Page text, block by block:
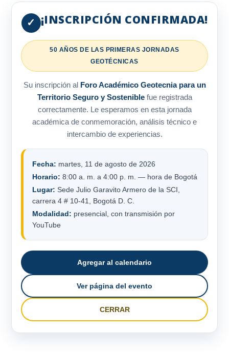
✓ ¡INSCRIPCIÓN CONFIRMADA!
50 AÑOS DE LAS PRIMERAS JORNADAS
GEOTÉCNICAS
Su inscripción al Foro Académico Geotecnia para un
Territorio Seguro y Sosteniblefue registrada
correctamente. Le esperamos en esta jornada
académica de conmemoración, análisis técnico e
intercambio de experiencias.
Fecha: martes, 11 de agosto de 2026
Horario: 8:00 a. m. a 4:00 p. m. — hora de Bogotá
Lugar: Sede Julio Garavito Armero de la SCI,
carrera 4 # 10-41, Bogotá D. C.
Modalidad: presencial, con transmisión por
YouTube
Agregar al calendario
Ver página del evento
CERRAR